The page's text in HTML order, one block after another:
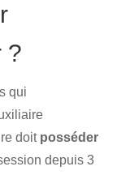
?
qui
doit posséder
depuis 3